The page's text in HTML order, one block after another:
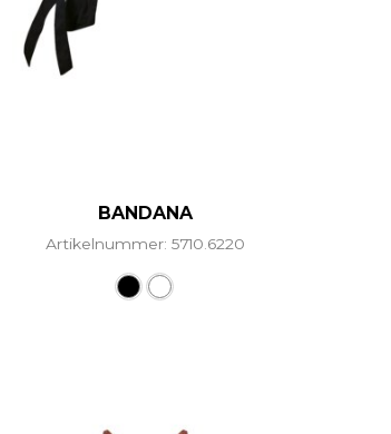
BANDANA
Artikelnummer: 5710.6220